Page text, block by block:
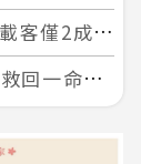
喊：真的快飛不下去
救到藝人何篤霖哥哥